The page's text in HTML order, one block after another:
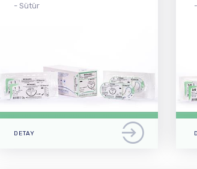
- Sütür
DETAY